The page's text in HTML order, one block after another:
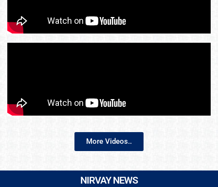
More Videos..
NIRVAY NEWS